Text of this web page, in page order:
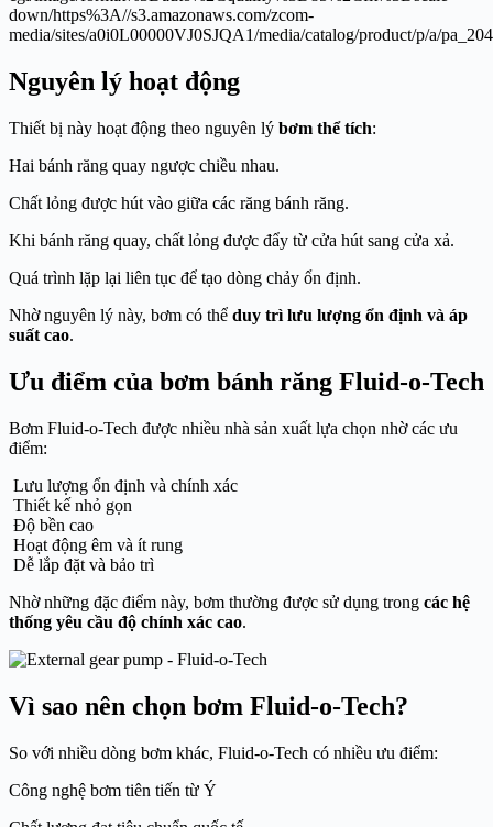
Nguyên lý hoạt động
Thiết bị này hoạt động theo nguyên lý bơm thể tích:
Hai bánh răng quay ngược chiều nhau.
Chất lỏng được hút vào giữa các răng bánh răng.
Khi bánh răng quay, chất lỏng được đẩy từ cửa hút sang cửa xả.
Quá trình lặp lại liên tục để tạo dòng chảy ổn định.
Nhờ nguyên lý này, bơm có thể duy trì lưu lượng ổn định và áp
suất cao.
Ưu điểm của bơm bánh răng Fluid-o-Tech
Bơm Fluid-o-Tech được nhiều nhà sản xuất lựa chọn nhờ các ưu
điểm:
Lưu lượng ổn định và chính xác
Thiết kế nhỏ gọn
Độ bền cao
Hoạt động êm và ít rung
Dễ lắp đặt và bảo trì
Nhờ những đặc điểm này, bơm thường được sử dụng trong các hệ
thống yêu cầu độ chính xác cao.
Vì sao nên chọn bơm Fluid-o-Tech?
So với nhiều dòng bơm khác, Fluid-o-Tech có nhiều ưu điểm:
Công nghệ bơm tiên tiến từ Ý